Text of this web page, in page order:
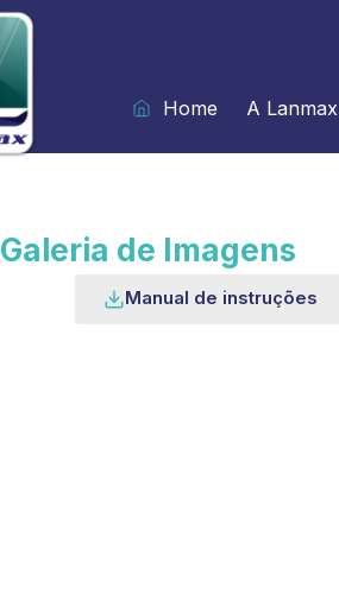
Ir
para
o
conteúdo
Home
A Lanmax
Galeria de Imagens
Manual de instruções